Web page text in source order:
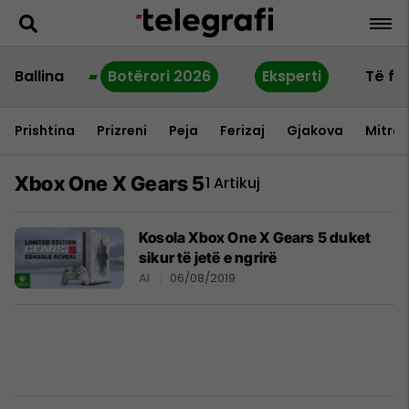
Ballina Botërori 2026 Eksperti Të
Prishtina Prizreni Peja Ferizaj Gjakova
Xbox One X Gears 51 Artikuj
Kosola Xbox One X Gears 5 duket
sikur të jetë e ngrirë
AI 06/08/2019